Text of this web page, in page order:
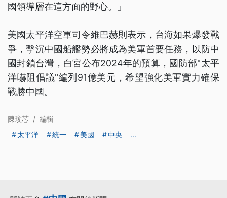
國領導層在這方面的野心。」
美國太平洋空軍司令維巴赫則表示，台海如果爆發戰
爭，擊沉中國船艦勢必將成為美軍首要任務，以防中
國封鎖台灣，白宮公布2024年的預算，國防部"太平
洋嚇阻倡議"編列91億美元，希望強化美軍實力確保
戰勝中國。
陳玟芯 / 編輯
太平洋
統一 美國 中央 ...